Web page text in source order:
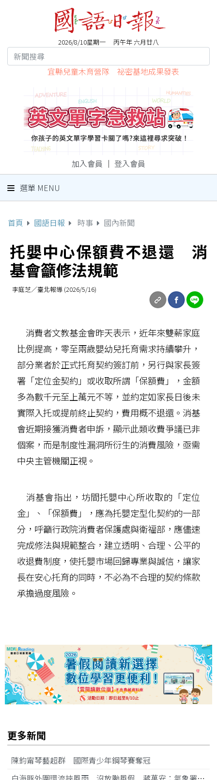
2026/8/10星期一 丙午年 六月廿八
宜縣兒童木育營隊 祕密基地成果發表
加入會員 ｜ 登入會員
選單 MENU
首頁 國語日報 時事 國內新聞
托嬰中心保額費不退還 消
基會籲修法規範
李庭芝／臺北報導 (2026/5/16)
消費者文教基金會昨天表示，近年來雙薪家庭
比例提高，零至兩歲嬰幼兒托育需求持續攀升，
部分業者於正式托育契約簽訂前，另行與家長簽
署「定位金契約」或收取所謂「保額費」，金額
多為數千元至上萬元不等，並約定如家長日後未
實際入托或提前終止契約，費用概不退還。消基
會近期接獲消費者申訴，顯示此類收費爭議已非
個案，而是制度性漏洞所衍生的消費風險，亟需
中央主管機關正視。
消基會指出，坊間托嬰中心所收取的「定位
金」、「保額費」，應為托嬰定型化契約的一部
分，呼籲行政院消費者保護處與衛福部，應儘速
完成修法與規範整合，建立透明、合理、公平的
收退費制度，使托嬰市場回歸專業與誠信，讓家
長在安心托育的同時，不必為不合理的契約條款
承擔過度風險。
更多新聞
陳鈞甯琴藝超群 國際青少年鋼琴賽奪冠